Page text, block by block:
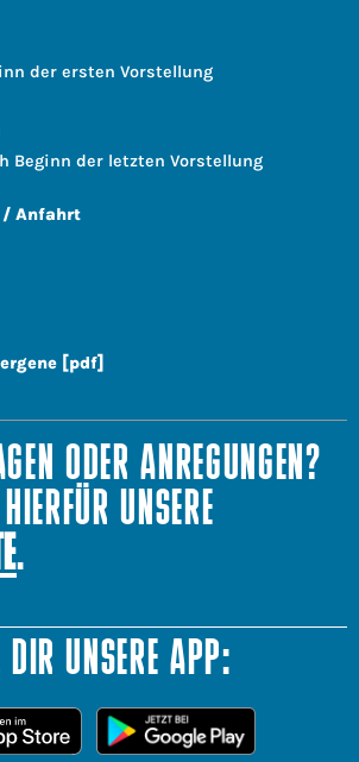
der ersten Vorstellung
Beginn der letzten Vorstellung
/ Anfahrt
[pdf]
ODER ANREGUNGEN?
UNSERE
.
DIR UNSERE APP: